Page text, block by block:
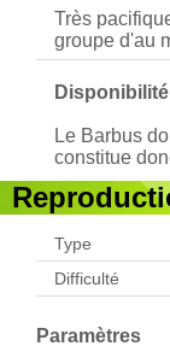
Très
groupe d'au
Le Barbus
constitue
Type
Difficulté
Paramètres